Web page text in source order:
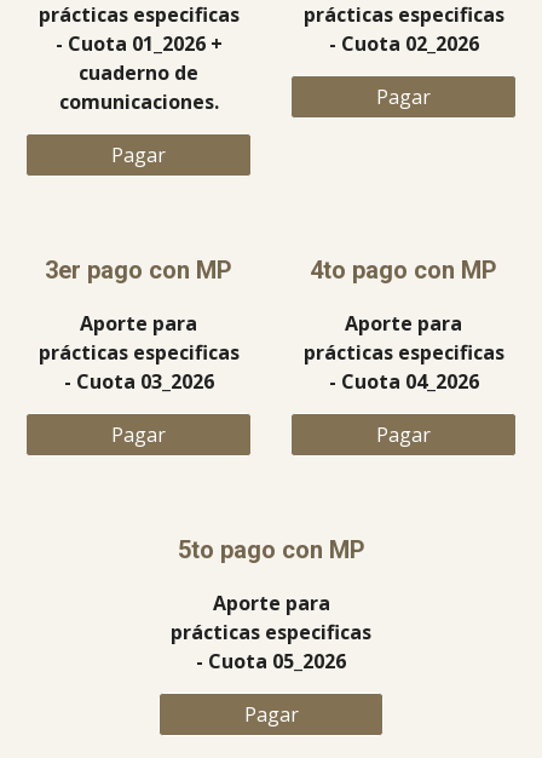
prácticas especificas
- Cuota 01_2026 +
cuaderno de
comunicaciones.
Pagar
prácticas especificas
- Cuota 02_2026
Pagar
3er pago con MP
Aporte para
prácticas especificas
- Cuota 03_2026
Pagar
4to pago con MP
Aporte para
prácticas especificas
- Cuota 04_2026
Pagar
5to pago con MP
Aporte para
prácticas especificas
- Cuota 05 _2026
Pagar